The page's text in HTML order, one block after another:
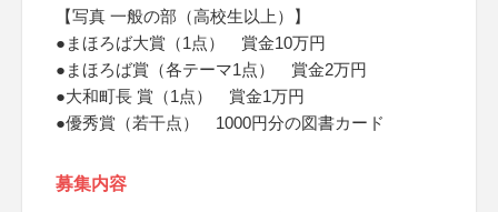
【写真 一般の部（高校生以上）】
●まほろば大賞（1点） 賞金10万円
●まほろば賞（各テーマ1点） 賞金2万円
●大和町長 賞（1点） 賞金1万円
●優秀賞（若干点） 1000円分の図書カード
募集内容